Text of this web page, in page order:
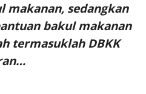
sedangkan
bakul makanan
termasuklah DBKK